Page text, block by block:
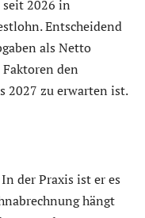
2026 in
Entscheidend
als Netto
den
2027 zu erwarten ist.
der Praxis ist er es
hängt